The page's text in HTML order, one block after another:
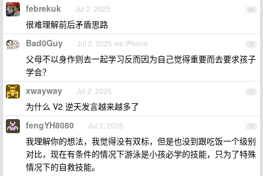
69
febrekuk Jul 2, 2025
很难理解前后矛盾思路
70
Bad0Guy Jul 2, 2025 via iPhone
父母不以身作则去一起学习反而因为自己觉得重要而去要求孩子
学会？
71
xwayway Jul 2, 2025
为什么 V2 逆天发言越来越多了
72
fengYH8080 Jul 2, 2025
我理解你的想法，我觉得没有双标，但是也没到跟吃饭一个级别
对比，现在有条件的情况下游泳是小孩必学的技能，只为了特殊
情况下的自救技能。